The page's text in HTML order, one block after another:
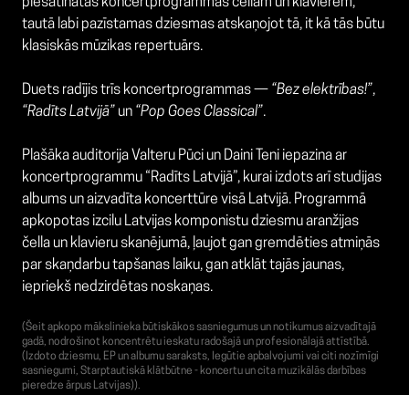
piesātinātas koncertprogrammas čellam un klavierēm,
tautā labi pazīstamas dziesmas atskaņojot tā, it kā tās būtu
klasiskās mūzikas repertuārs.
Duets radījis trīs koncertprogrammas — “Bez elektrības!”,
“Radīts Latvijā” un “Pop Goes Classical”.
Plašāka auditorija Valteru Pūci un Daini Teni iepazina ar
koncertprogrammu “Radīts Latvijā”, kurai izdots arī studijas
albums un aizvadīta koncerttūre visā Latvijā. Programmā
apkopotas izcilu Latvijas komponistu dziesmu aranžijas
čella un klavieru skanējumā, ļaujot gan gremdēties atmiņās
par skaņdarbu tapšanas laiku, gan atklāt tajās jaunas,
iepriekš nedzirdētas noskaņas.
(Šeit apkopo mākslinieka būtiskākos sasniegumus un notikumus aizvadītajā
gadā, nodrošinot koncentrētu ieskatu radošajā un profesionālajā attīstībā.
(Izdoto dziesmu, EP un albumu saraksts, Iegūtie apbalvojumi vai citi nozīmīgi
sasniegumi, Starptautiskā klātbūtne - koncertu un cita muzikālās darbības
pieredze ārpus Latvijas)).